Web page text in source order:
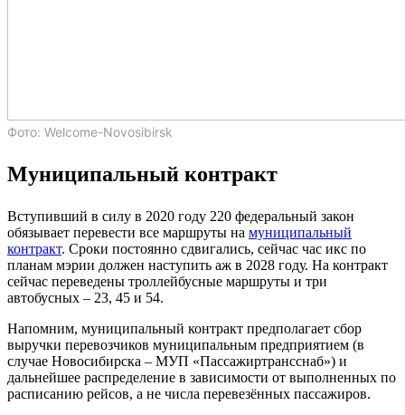
Фото: Welcome-Novosibirsk
Муниципальный контракт
Вступивший в силу в 2020 году 220 федеральный закон
обязывает перевести все маршруты на муниципальный
контракт. Сроки постоянно сдвигались, сейчас час икс по
планам мэрии должен наступить аж в 2028 году. На контракт
сейчас переведены троллейбусные маршруты и три
автобусных – 23, 45 и 54.
Напомним, муниципальный контракт предполагает сбор
выручки перевозчиков муниципальным предприятием (в
случае Новосибирска – МУП «Пассажиртрансснаб») и
дальнейшее распределение в зависимости от выполненных по
расписанию рейсов, а не числа перевезённых пассажиров.